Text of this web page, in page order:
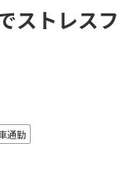
ストレスフ
通勤